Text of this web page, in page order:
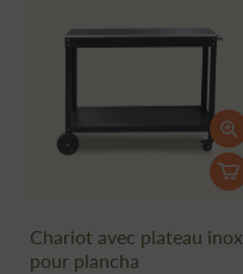
Chariot avec plateau inox
pour plancha